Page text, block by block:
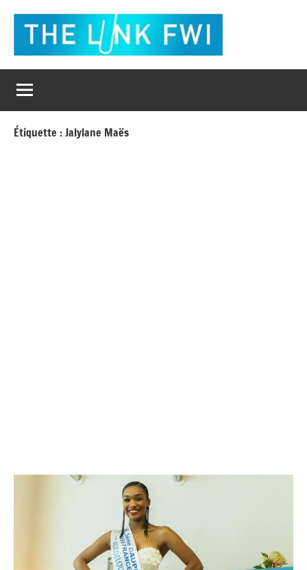
contenu
The
Link
Fwi
un
clic
Étiquette :Jalylane Maës